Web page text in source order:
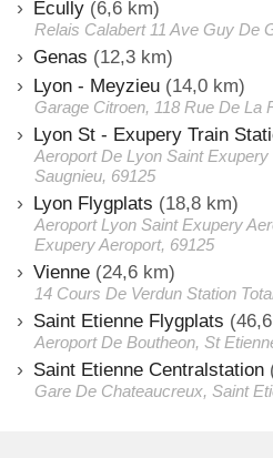
Ecully (6,6 km)
Relais Calabert 11 Ave Guy De
Genas (12,3 km)
Lyon - Meyzieu (14,0 km)
Garage Citroen, 118 Rue De La
Lyon St - Exupery Train
Aeroport De Lyon Saint
Saugnieu, 69125
Lyon Flygplats (18,8 km)
Aeroport Lyon Saint Exupery
Exupery Aeroport, 69125
Vienne (24,6 km)
14 Cours De Verdun Station
Saint Etienne Flygplats
Aeroport De Boutheon, St
Saint Etienne Centralstation
Gare De Chateaucreux, Saint